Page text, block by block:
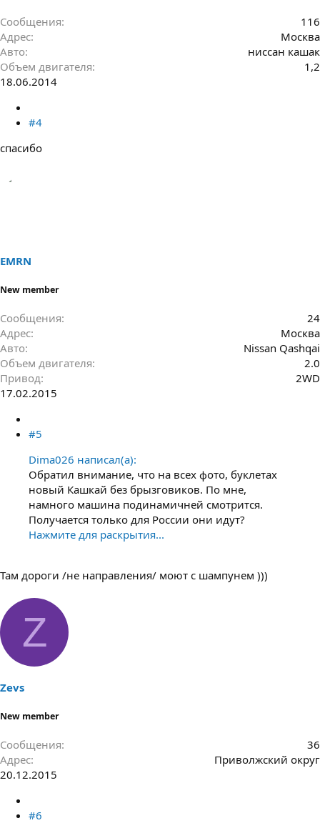
Сообщения
116
Адрес
Москва
Авто
ниссан кашак
Объем двигателя
1,2
18.06.2014
#4
спасибо
EMRN
New member
Сообщения
24
Адрес
Москва
Авто
Nissan Qashqai
Объем двигателя
2.0
Привод
2WD
17.02.2015
#5
Dima026 написал(а):
Обратил внимание, что на всех фото, буклетах
новый Кашкай без брызговиков. По мне,
намного машина подинамичней смотрится.
Получается только для России они идут?
Нажмите для раскрытия...
Там дороги /не направления/ моют с шампунем )))
Z
Zevs
New member
Сообщения
36
Адрес
Приволжский округ
20.12.2015
#6